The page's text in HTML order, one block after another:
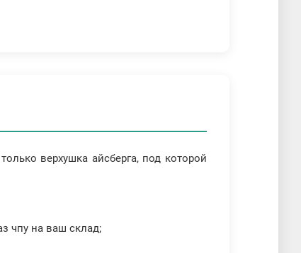
верхушка айсберга, под которой
чпу на ваш склад;